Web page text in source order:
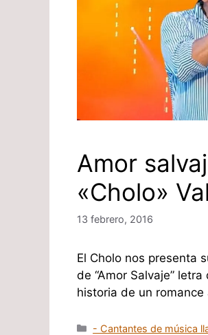
Amor
«Cholo»
13 febrero, 2016
El Cholo nos presenta
de “Amor Salvaje”
historia de un
Categorías
- Cantantes de música